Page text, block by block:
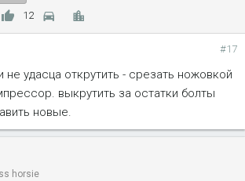
12
#17
не удасца открутить - срезать ножовкой
выкрутить за остатки болты
новые.
horsie